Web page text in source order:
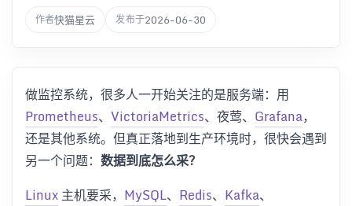
作者快猫星云 发布于2026-06-30
做监控系统，很多人一开始关注的是服务端：用
Prometheus、 VictoriaMetrics、夜莺、 Grafana，
还是其他系统。但真正落地到生产环境时，很快会遇到
另一个问题： 数据到底怎么采？
Linux主机要采， MySQL、 Redis、 Kafka、